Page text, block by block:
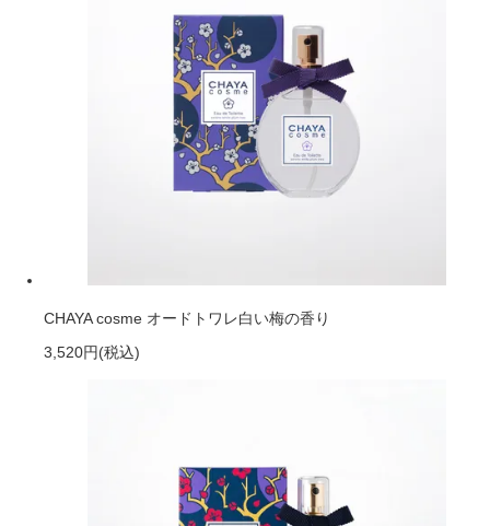
CHAYA cosme オードトワレ白い梅の香り
3,520円(税込)